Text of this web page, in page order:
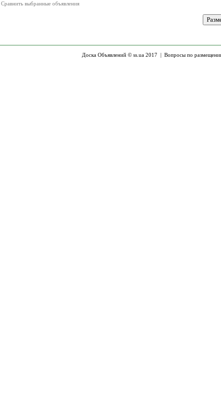
Сравнить выбранные объявления
Доска Объявлений © ss.ua 2017 | Вопросы по